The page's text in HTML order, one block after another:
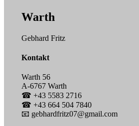
Warth
Gebhard Fritz
Kontakt
Warth 56
A-6767 Warth
☎ +43 5583 2716
☎ +43 664 504 7840
📧 gebhardfritz07@gmail.com